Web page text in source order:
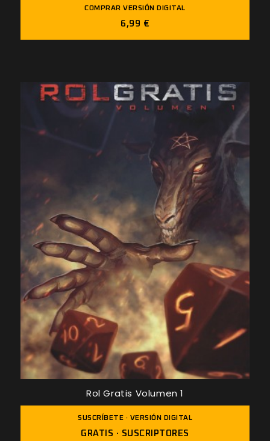
COMPRAR VERSIÓN DIGITAL
6,99 €
Rol Gratis Volumen 1
SUSCRÍBETE · VERSIÓN DIGITAL
GRATIS · SUSCRIPTORES